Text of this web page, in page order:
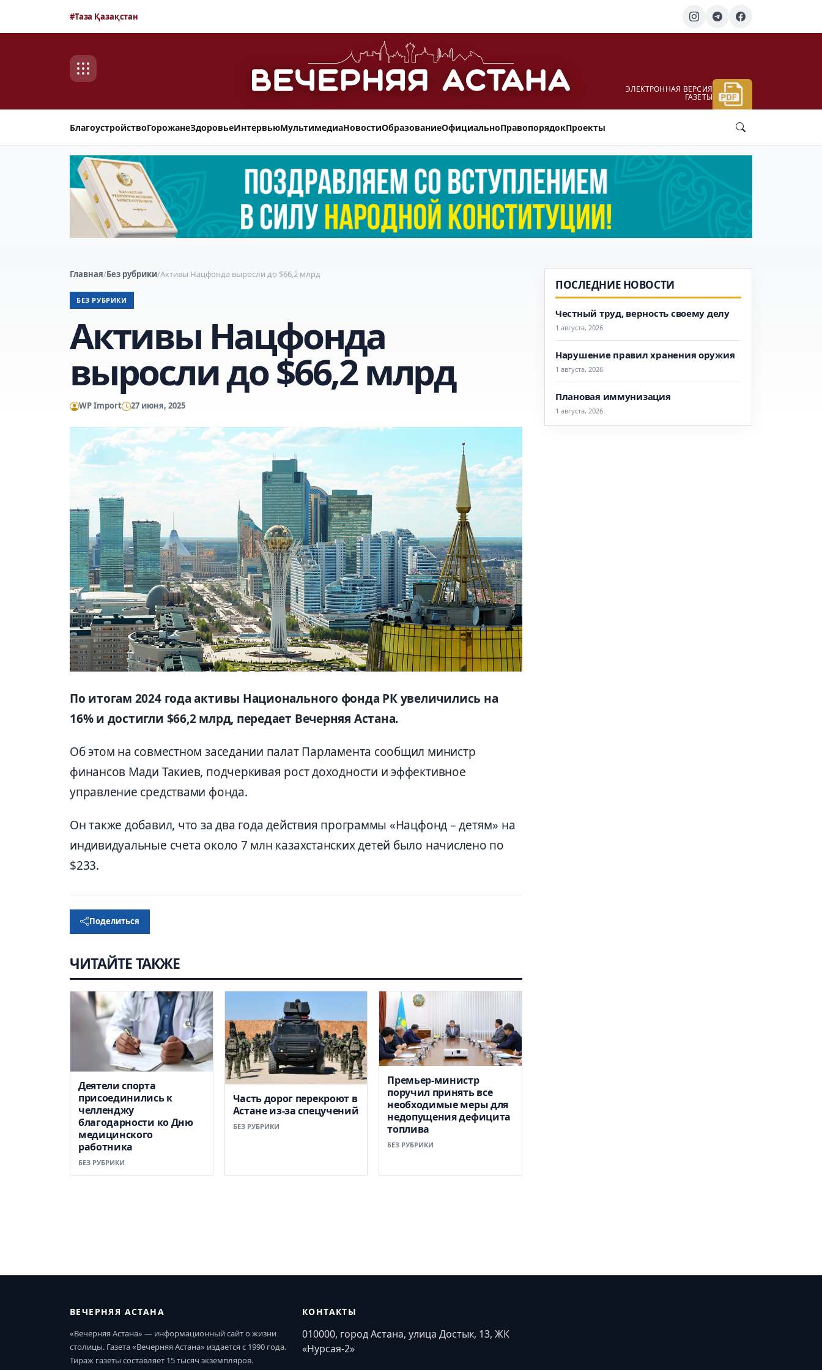
#Таза Қазақстан
ЭЛЕКТРОННАЯ ВЕРСИЯ
ГАЗЕТЫ
БлагоустройствоГорожанеЗдоровьеИнтервьюМультимедиаНовостиОбразованиеОфициальноПравопорядокПроекты
Главная/Без рубрики/Активы Нацфонда выросли до $66,2 млрд
БЕЗ РУБРИКИ
Активы Нацфонда
выросли до $66,2 млрд
WP Import 27 июня, 2025
По итогам 2024 года активы Национального фонда РК увеличились на
16% и достигли $66,2 млрд, передает Вечерняя Астана.
Об этом на совместном заседании палат Парламента сообщил министр
финансов Мади Такиев, подчеркивая рост доходности и эффективное
управление средствами фонда.
Он также добавил, что за два года действия программы «Нацфонд – детям» на
индивидуальные счета около 7 млн казахстанских детей было начислено по
$233.
Поделиться
ЧИТАЙТЕ ТАКЖЕ
Деятели спорта
присоединились к
челленджу
благодарности ко Дню
медицинского
работника
БЕЗ РУБРИКИ
Часть дорог перекроют в
Астане из-за спецучений
БЕЗ РУБРИКИ
Премьер-министр
поручил принять все
необходимые меры для
недопущения дефицита
топлива
БЕЗ РУБРИКИ
ПОСЛЕДНИЕ НОВОСТИ
Честный труд, верность своему делу
1 августа, 2026
Нарушение правил хранения оружия
1 августа, 2026
Плановая иммунизация
1 августа, 2026
ВЕЧЕРНЯЯ АСТАНА
«Вечерняя Астана» — информационный сайт о жизни
столицы. Газета «Вечерняя Астана» издается с 1990 года.
Тираж газеты составляет 15 тысяч экземпляров.
КОНТАКТЫ
010000, город Астана, улица Достык, 13, ЖК
«Нурсая-2»